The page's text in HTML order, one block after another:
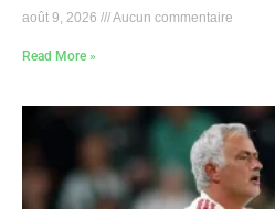
août 9, 2026 Aucun commentaire
Read More »